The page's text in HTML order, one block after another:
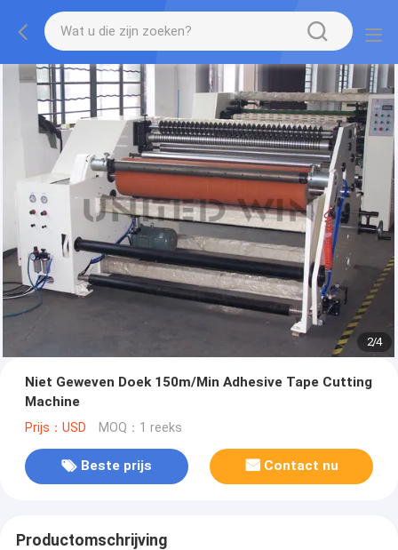
2/4
Niet Geweven Doek 150m/Min Adhesive Tape Cutting
Machine
Prijs：USD MOQ：1 reeks
Beste prijs Contact nu
Productomschrijving